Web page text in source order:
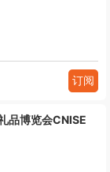
订阅
品博览会CNISE